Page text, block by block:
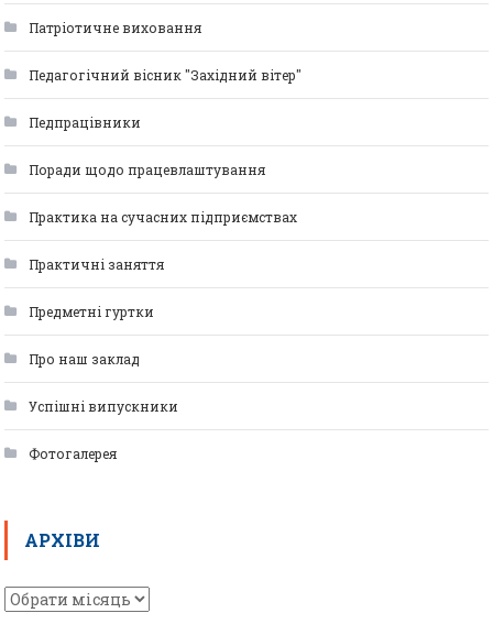
Патріотичне виховання
Педагогічний вісник "Західний вітер"
Педпрацівники
Поради щодо працевлаштування
Практика на сучасних підприємствах
Практичні заняття
Предметні гуртки
Про наш заклад
Успішні випускники
Фотогалерея
АРХІВИ